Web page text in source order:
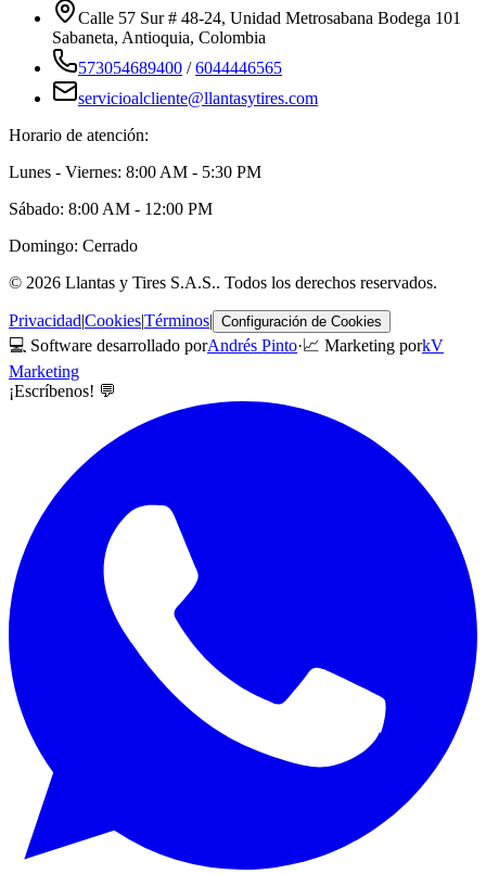
Calle 57 Sur # 48-24, Unidad Metrosabana Bodega 101
Sabaneta, Antioquia, Colombia
573054689400 /6044446565
servicioalcliente@llantasytires.com
Horario de atención:
Lunes - Viernes: 8:00 AM - 5:30 PM
Sábado: 8:00 AM - 12:00 PM
Domingo: Cerrado
© 2026 Llantas y Tires S.A.S.. Todos los derechos reservados.
Privacidad|Cookies|Términos| Configuración de Cookies
💻 Software desarrollado porAndrés Pinto·📈 Marketing porkV
Marketing
¡Escríbenos! 💬